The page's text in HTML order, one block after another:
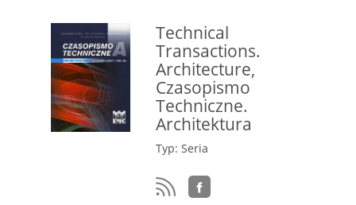
Technical
Transactions.
Architecture,
Czasopismo
Techniczne.
Architektura
Typ: Seria